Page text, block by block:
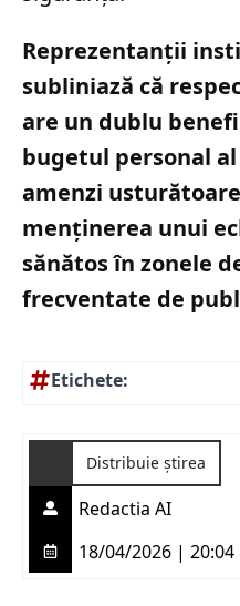
Reprezentanții
subliniază că
are un dublu
bugetul personal
amenzi
menținerea unui
sănătos în zonele
frecventate de
Etichete:
Distribuie știrea
Redactia AI
18/04/2026 | 20:04